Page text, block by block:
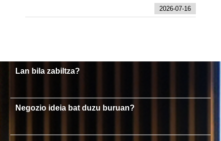
2026-07-16
Lan bila zabiltza?
Negozio ideia bat duzu buruan?